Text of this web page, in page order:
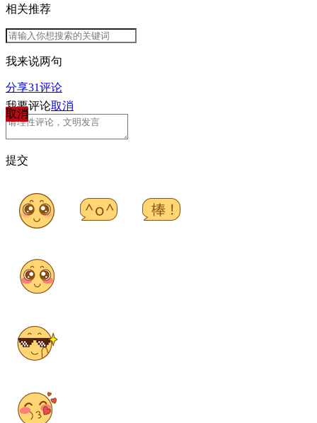
相关推荐
我来说两句
分享31评论
取消
我要评论取消
提交